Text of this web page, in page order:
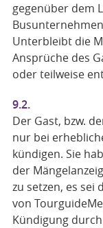
gegenüber dem
Unterbleibt die
Ansprüche des
oder teilweise
9.2.
Der Gast, bzw.
nur bei
kündigen. Sie
der
zu setzen, es sei
von
Kündigung